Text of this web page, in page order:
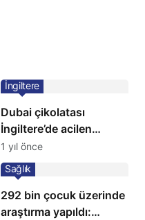
Dubai çikolatası
İngiltere’de acilen
toplatılıyor
İngiltere
1 yıl önce
292 bin çocuk üzerinde
araştırma yapıldı:
Sağlık